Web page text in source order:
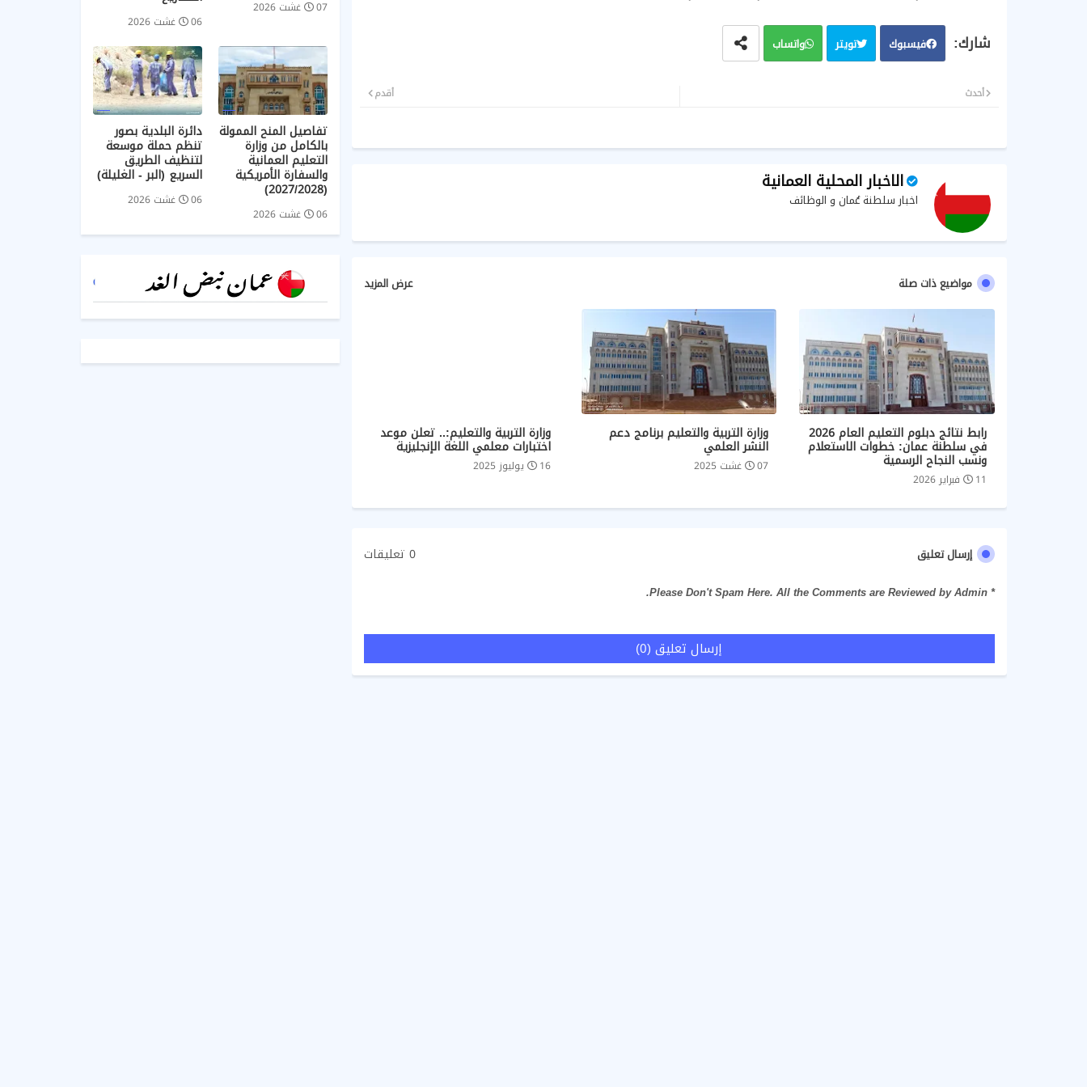
فيسبوك تويتر واتساب
أحدث أقدم
الاخبار المحلية العمانية
اخبار سلطنة عُمان و الوظائف
مواضيع ذات صلة عرض المزيد
رابط نتائج دبلوم التعليم العام 2026
في سلطنة عمان: خطوات الاستعلام
ونسب النجاح الرسمية
11 فبراير 2026
وزارة التربية والتعليم برنامج دعم
النشر العلمي
07 غشت 2025
وزارة التربية والتعليم:.. تعلن موعد
اختبارات معلمي اللغة الإنجليزية
16 يوليوز 2025
إرسال تعليق 0 تعليقات
* Please Don't Spam Here. All the Comments are Reviewed by Admin.
إرسال تعليق (0)
07 غشت 2026
06 غشت 2026
تفاصيل المنح الممولة
بالكامل من وزارة
التعليم العمانية
والسفارة الأمريكية
(2027/2028)
06 غشت 2026
دائرة البلدية بصور
تنظم حملة موسعة
لتنظيف الطريق
السريع (البر - الغليلة)
06 غشت 2026